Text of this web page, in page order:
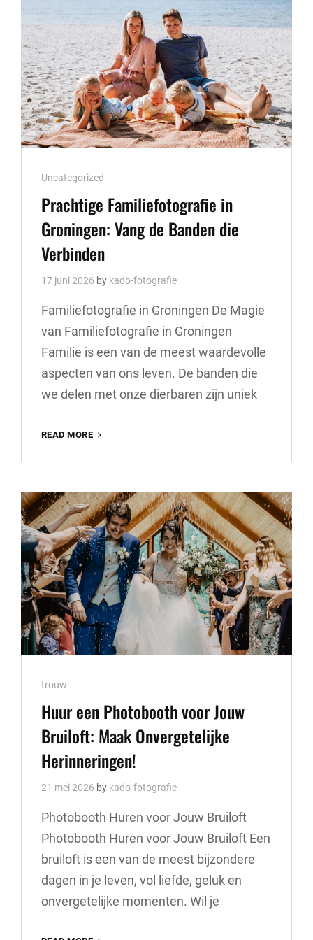
Cat
Links
Uncategorized
Prachtige Familiefotografie in
Groningen: Vang de Banden die
Verbinden
17 juni 2026 by kado-fotografie
Familiefotografie in Groningen De Magie
van Familiefotografie in Groningen
Familie is een van de meest waardevolle
aspecten van ons leven. De banden die
we delen met onze dierbaren zijn uniek
READ MORE
IN
VANG
DE
BANDEN
DIE
VERBINDEN
Cat
Links
trouw
Huur een Photobooth voor Jouw
Bruiloft: Maak Onvergetelijke
Herinneringen!
21 mei 2026 by kado-fotografie
Photobooth Huren voor Jouw Bruiloft
Photobooth Huren voor Jouw Bruiloft Een
bruiloft is een van de meest bijzondere
dagen in je leven, vol liefde, geluk en
onvergetelijke momenten. Wil je